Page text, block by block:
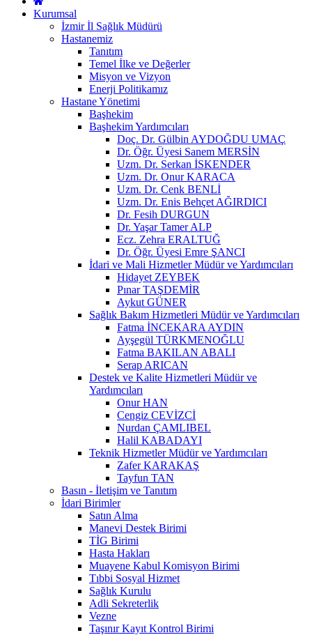
Kurumsal
İzmir İl Sağlık Müdürü
Hastanemiz
Tanıtım
Temel İlke ve Değerler
Misyon ve Vizyon
Enerji Politikamız
Hastane Yönetimi
Başhekim
Başhekim Yardımcıları
Doç. Dr. Gülbin AYDOĞDU UMAÇ
Dr. Öğr. Üyesi Sanem MERSİN
Uzm. Dr. Serkan İSKENDER
Uzm. Dr. Onur KARACA
Uzm. Dr. Cenk BENLİ
Uzm. Dr. Enis Behçet AĞIRDICI
Dr. Fesih DURGUN
Dr. Yaşar Tamer ALP
Ecz. Zehra ERALTUĞ
Dr. Öğr. Üyesi Emre ŞANCI
İdari ve Mali Hizmetler Müdür ve Yardımcıları
Hidayet ZEYBEK
Pınar TAŞDEMİR
Aykut GÜNER
Sağlık Bakım Hizmetleri Müdür ve Yardımcıları
Fatma İNCEKARA AYDIN
Ayşegül TÜRKMENOĞLU
Fatma BAKILAN ABALI
Serap ARICAN
Destek ve Kalite Hizmetleri Müdür ve
Yardımcıları
Onur HAN
Cengiz CEVİZCİ
Nurdan ÇAMLIBEL
Halil KABADAYI
Teknik Hizmetler Müdür ve Yardımcıları
Zafer KARAKAŞ
Tayfun TAN
Basın - İletişim ve Tanıtım
İdari Birimler
Satın Alma
Manevi Destek Birimi
TİG Birimi
Hasta Hakları
Muayene Kabul Komisyon Birimi
Tıbbi Sosyal Hizmet
Sağlık Kurulu
Adli Sekreterlik
Vezne
Taşınır Kayıt Kontrol Birimi